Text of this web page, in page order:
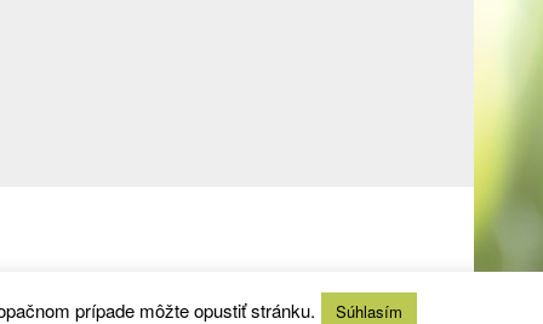
prípade môžte opustiť stránku. Súhlasím